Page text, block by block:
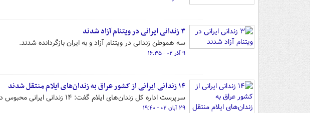
۳ زندانی ایرانی در ویتنام آزاد شدند
سه هموطن زندانی در ویتنام آزاد و به ایران بازگردانده شدند.
۹ آذر ۰۲ - ۱۶:۳۵
۱۴ زندانی ایرانی از کشور عراق به زندان‌های ایلام منتقل شدند
سرپرست اداره کل زندان‌های ایلام گفت: ۱۴ زندانی ایرانی محبوس در زندان‌های کشور عراق، به زندان‌های ایلام منتقل شدند.
۲۹ آبان ۰۲ - ۱۹:۴۰